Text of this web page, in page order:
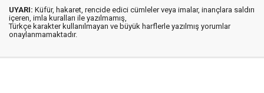
UYARI: Küfür, hakaret, rencide edici cümleler veya imalar, inançlara saldırı
içeren, imla kuralları ile yazılmamış,
Türkçe karakter kullanılmayan ve büyük harflerle yazılmış yorumlar
onaylanmamaktadır.